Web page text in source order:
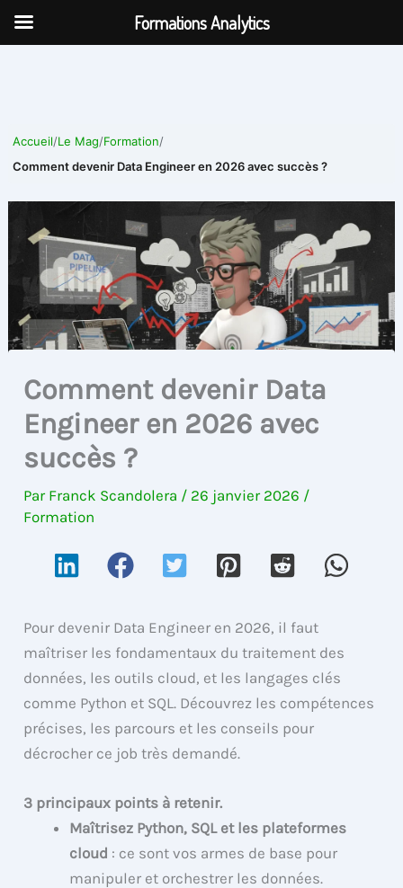
Aller
Accueil/Le Mag/Formation/
Comment devenir Data Engineer en 2026 avec succès ?
Comment devenir Data
Engineer en 2026 avec
succès ?
Par Franck Scandolera / 26 janvier 2026 /
Formation
Pour devenir Data Engineer en 2026, il faut
maîtriser les fondamentaux du traitement des
données, les outils cloud, et les langages clés
comme Python et SQL. Découvrez les compétences
précises, les parcours et les conseils pour
décrocher ce job très demandé.
3 principaux points à retenir.
Maîtrisez Python, SQL et les plateformes
cloud : ce sont vos armes de base pour
manipuler et orchestrer les données.
Formations Analytics